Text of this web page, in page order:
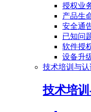
授权业
产品生
安全通
已知问
软件授
设备升
技术培训与认
技术培